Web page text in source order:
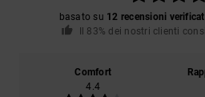
basato su 12 recensioni
Il 83% dei nostri clienti
Comfort
4.4